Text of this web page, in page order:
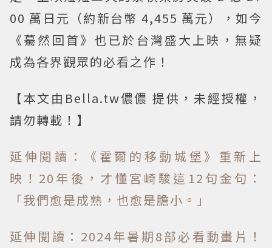
00 萬日元（約新台幣 4,455 萬元），如今
《驀然回首》也已於台灣盛大上映，無疑
成為各界觀眾的必看之作！
【本文由Bella.tw儂儂 提供，未經授權，
請勿轉載！】
延伸閱讀：《霍爾的移動城堡》重新上
映！20年後，才懂宮崎駿這12句金句：
「我們愈是成熟，也愈是膽小。」
延伸閱讀：2024年暑期8部必看動畫片！